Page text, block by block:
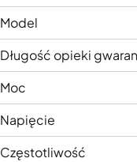
Model
Długość opieki
Moc
Napięcie
Częstotliwość